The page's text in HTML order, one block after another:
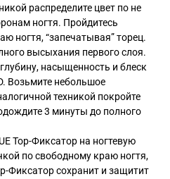
распределите цвет по не
ногтя. Пройдитесь
ногтя, “запечатывая” торец.
высыхания первого слоя.
насыщенность и блеск
Возьмите небольшое
техникой покройте
3 минуты до полного
Top-Фиксатор на ногтевую
по свободному краю ногтя,
Фиксатор сохранит и защитит